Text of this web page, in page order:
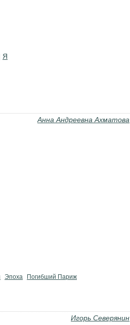
Я
Анна Андреевна Ахматова
Эпоха Погибший Париж
Игорь Северянин